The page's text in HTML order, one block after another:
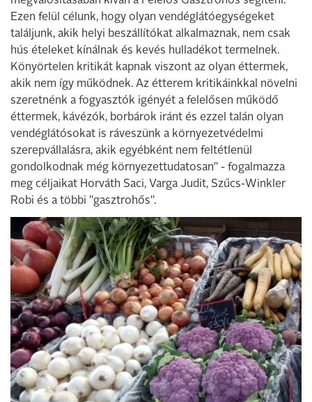
Ezen felül célunk, hogy olyan vendéglátóegységeket
találjunk, akik helyi beszállítókat alkalmaznak, nem csak
hús ételeket kínálnak és kevés hulladékot termelnek.
Könyörtelen kritikát kapnak viszont az olyan éttermek,
akik nem így működnek. Az étterem kritikáinkkal növelni
szeretnénk a fogyasztók igényét a felelősen működő
éttermek, kávézók, borbárok iránt és ezzel talán olyan
vendéglátósokat is ráveszünk a környezetvédelmi
szerepvállalásra, akik egyébként nem feltétlenül
gondolkodnak még környezettudatosan" - fogalmazza
meg céljaikat Horváth Saci, Varga Judit, Szűcs-Winkler
Robi és a többi "gasztrohős".